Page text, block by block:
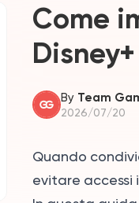
Come
Disney+
By Team
2026/07/20
Quando
evitare accessi